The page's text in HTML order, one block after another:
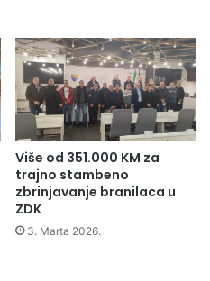
Više od 351.000 KM za
trajno stambeno
zbrinjavanje branilaca u
ZDK
3. Marta 2026.